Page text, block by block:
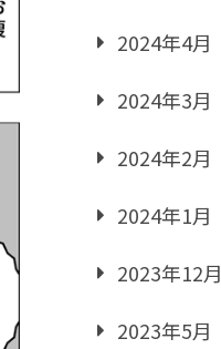
2024年4月
2024年3月
2024年2月
2024年1月
2023年12月
2023年5月